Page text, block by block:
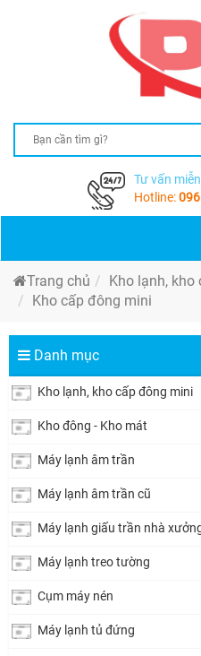
Tư vấn
Hotline:
Trang chủ
Kho lạnh,
Kho cấp đông mini
Danh mục
Kho lạnh, kho cấp đông mini
Kho đông - Kho mát
Máy lạnh âm trần
Máy lạnh âm trần cũ
Máy lạnh giấu trần nhà
Máy lạnh treo tường
Cụm máy nén
Máy lạnh tủ đứng